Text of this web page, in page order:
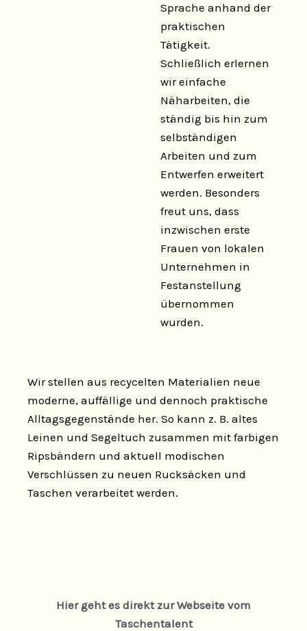
Sprache anhand der
praktischen
Tätigkeit.
Schließlich erlernen
wir einfache
Näharbeiten, die
ständig bis hin zum
selbständigen
Arbeiten und zum
Entwerfen erweitert
werden. Besonders
freut uns, dass
inzwischen erste
Frauen von lokalen
Unternehmen in
Festanstellung
übernommen
wurden.
Wir stellen aus recycelten Materialien neue
moderne, auffällige und dennoch praktische
Alltagsgegenstände her. So kann z. B. altes
Leinen und Segeltuch zusammen mit farbigen
Ripsbändern und aktuell modischen
Verschlüssen zu neuen Rucksäcken und
Taschen verarbeitet werden.
Hier geht es direkt zur Webseite vom
Taschentalent